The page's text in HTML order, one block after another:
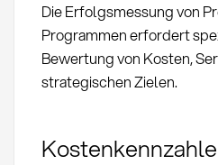
Die Erfolgsmessung von
Programmen erfordert
Bewertung von Kosten,
strategischen Zielen.